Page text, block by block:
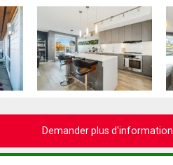
Demander plus d'information